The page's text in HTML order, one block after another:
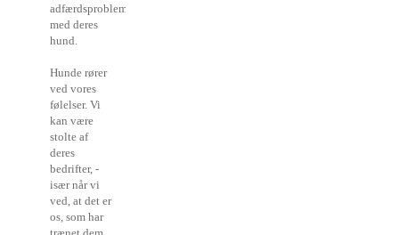
adfærdsproblemer
med deres
hund.
Hunde rører
ved vores
følelser. Vi
kan være
stolte af
deres
bedrifter, -
især når vi
ved, at det er
os, som har
trænet dem